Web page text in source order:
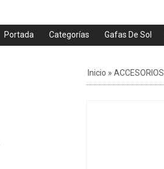
Portada Categorías Gafas De Sol
Inicio » ACCESORIOS